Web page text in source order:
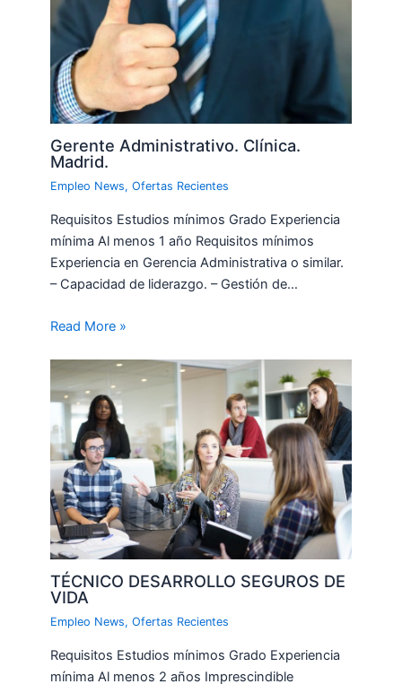
Gerente Administrativo. Clínica.
Madrid.
Empleo News,Ofertas Recientes
Requisitos Estudios mínimos Grado Experiencia
mínima Al menos 1 año Requisitos mínimos
Experiencia en Gerencia Administrativa o similar.
– Capacidad de liderazgo. – Gestión de…
Read More »
TÉCNICO DESARROLLO SEGUROS DE
VIDA
Empleo News,Ofertas Recientes
Requisitos Estudios mínimos Grado Experiencia
mínima Al menos 2 años Imprescindible